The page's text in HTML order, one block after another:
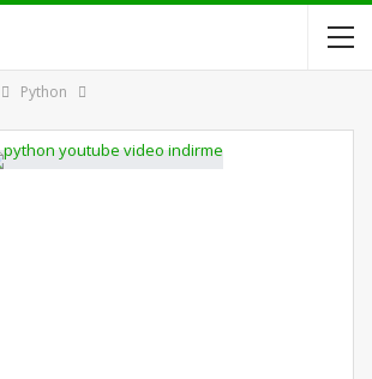
Python